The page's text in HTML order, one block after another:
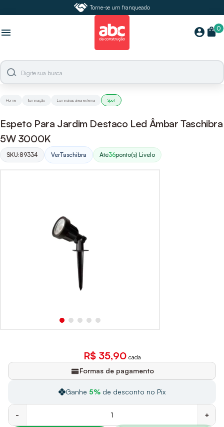
Torne-se um franqueado
menu account_circle 0
shopping_bag
Home Iluminação Luminárias área externa Spot
Espeto Para Jardim Destaco Led Âmbar Taschibra
5W 3000K
SKU:89334 VerTaschibra Até36ponto(s) Livelo
R$ 35,90 cada
Ganhe 5% de desconto no Pix
Formas de pagamento
- +